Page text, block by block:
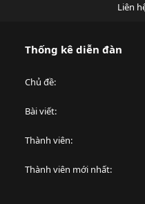
Liên
Thống kê diễn đàn
Chủ đề
Bài viết
Thành viên
Thành viên mới nhất